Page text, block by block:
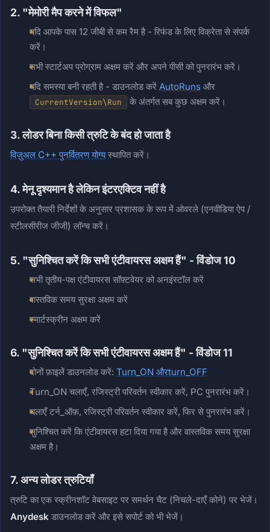
2. "मेमोरी मैप करने में विफल"
यदि आपके पास 12 जीबी से कम रैम है - रिफंड के लिए विक्रेता से संपर्क
करें।
सभी स्टार्टअप प्रोग्राम अक्षम करें और अपने पीसी को पुनरारंभ करें।
यदि समस्या बनी रहती है - डाउनलोड करें AutoRuns और
CurrentVersion\Run के अंतर्गत सब कुछ अक्षम करें।
3. लोडर बिना किसी त्रुटि के बंद हो जाता है
विज़ुअल C++ पुनर्वितरण योग्यस्थापित करें।
4. मेनू दृश्यमान है लेकिन इंटरएक्टिव नहीं है
उपरोक्त तैयारी निर्देशों के अनुसार प्रशासक के रूप में ओवरले (एनवीडिया ऐप /
स्टीलसीरीज जीजी) लॉन्च करें।
5. "सुनिश्चित करें कि सभी एंटीवायरस अक्षम हैं" - विंडोज 10
सभी तृतीय-पक्ष एंटीवायरस सॉफ़्टवेयर को अनइंस्टॉल करें
वास्तविक समय सुरक्षा अक्षम करें
स्मार्टस्क्रीन अक्षम करें
6. "सुनिश्चित करें कि सभी एंटीवायरस अक्षम हैं" - विंडोज 11
दोनों फ़ाइलें डाउनलोड करें: Turn_ON औरturn_OFF
Turn_ON चलाएँ, रजिस्ट्री परिवर्तन स्वीकार करें, PC पुनरारंभ करें।
चलाएँ टर्न_ऑफ़, रजिस्ट्री परिवर्तन स्वीकार करें, फिर से पुनरारंभ करें।
सुनिश्चित करें कि एंटीवायरस हटा दिया गया है और वास्तविक समय सुरक्षा
अक्षम है।
7. अन्य लोडर त्रुटियाँ
त्रुटि का एक स्क्रीनशॉट वेबसाइट पर समर्थन चैट (निचले-दाएँ कोने) पर भेजें।
Anydesk डाउनलोड करें और इसे सपोर्ट को भी भेजें।